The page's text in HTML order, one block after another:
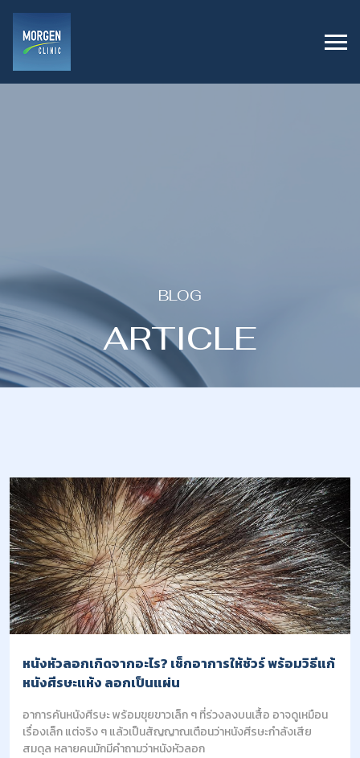
BLOG
ARTICLE
หนังหัวลอกเกิดจากอะไร? เช็กอาการให้ชัวร์ พร้อมวิธีแก้
หนังศีรษะแห้ง ลอกเป็นแผ่น
อาการคันหนังศีรษะ พร้อมขุยขาวเล็ก ๆ ที่ร่วงลงบนเสื้อ อาจดูเหมือน
เรื่องเล็ก แต่จริง ๆ แล้วเป็นสัญญาณเตือนว่าหนังศีรษะกำลังเสีย
สมดุล หลายคนมักมีคำถามว่าหนังหัวลอก